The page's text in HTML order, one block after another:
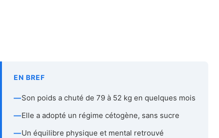
EN BREF
—Son poids a chuté de 79 à 52 kg en quelques mois
—Elle a adopté un régime cétogène, sans sucre
—Un équilibre physique et mental retrouvé